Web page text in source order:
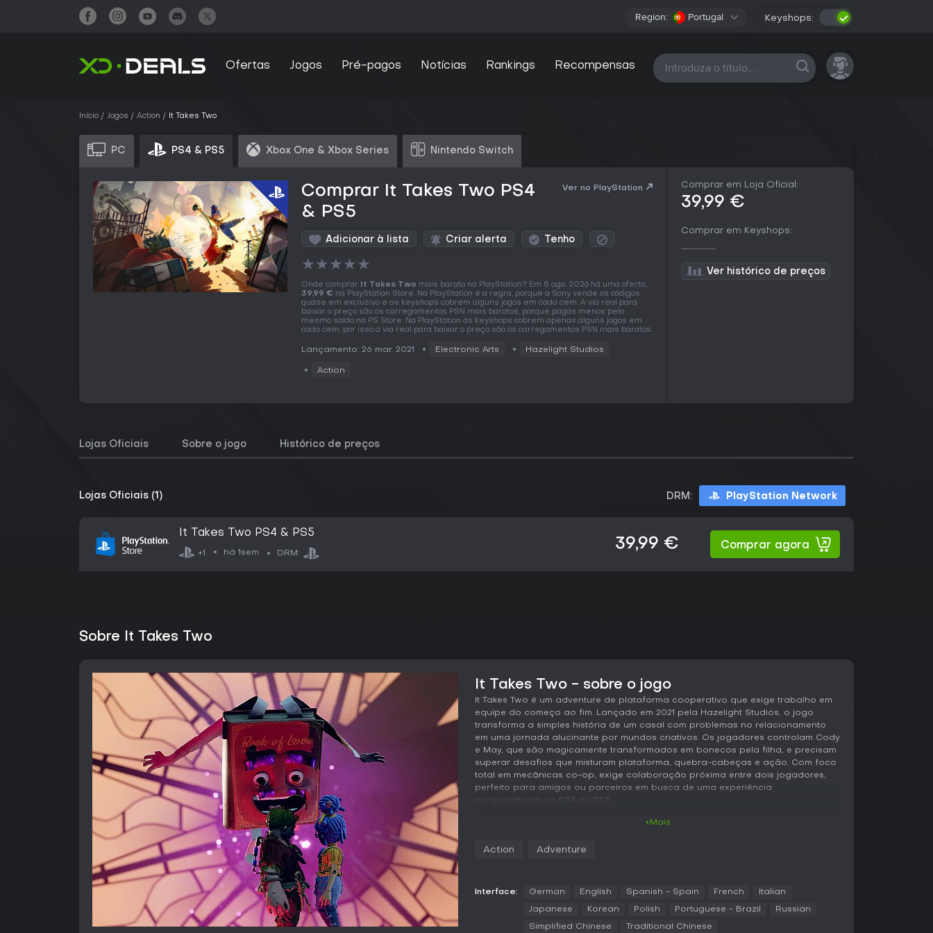
Region: Portugal Keyshops:
Ofertas Jogos Pré-pagos Notícias Rankings Recompensas Todas as plataformas
Início Jogos Action It Takes Two
PC PS4 & PS5 Xbox One & Xbox Series Nintendo Switch
Comprar It Takes Two PS4
& PS5
Ver no PlayStation
Adicionar à lista Criar alerta Tenho
★★★★★
Onde comprar It Takes Two mais barato na PlayStation? Em 8 ago. 2026 há uma oferta,
39,99 € na PlayStation Store. Na PlayStation é a regra, porque a Sony vende os códigos
quase em exclusivo e as keyshops cobrem alguns jogos em cada cem. A via real para
baixar o preço são os carregamentos PSN mais baratos, porque pagas menos pelo
mesmo saldo na PS Store. Na PlayStation as keyshops cobrem apenas alguns jogos em
cada cem, por isso a via real para baixar o preço são os carregamentos PSN mais baratos.
Lançamento: 26 mar. 2021 Electronic Arts Hazelight Studios
Action
Comprar em Loja Oficial:
39,99 €
Comprar em Keyshops:
Ver histórico de preços
Lojas Oficiais Sobre o jogo Histórico de preços
Lojas Oficiais (1) DRM: PlayStation Network
It Takes Two PS4 & PS5
+1 há 1sem DRM:
39,99 € Comprar agora
Sobre It Takes Two
It Takes Two - sobre o jogo
It Takes Two é um adventure de plataforma cooperativo que exige trabalho em
equipe do começo ao fim. Lançado em 2021 pela Hazelight Studios, o jogo
transforma a simples história de um casal com problemas no relacionamento
em uma jornada alucinante por mundos criativos. Os jogadores controlam Cody
e May, que são magicamente transformados em bonecos pela filha, e precisam
superar desafios que misturam plataforma, quebra-cabeças e ação. Com foco
total em mecânicas co-op, exige colaboração próxima entre dois jogadores,
perfeito para amigos ou parceiros em busca de uma experiência
compartilhada no PS4 ou PS5.
plataforma, com cada personagem tendo habilidades únicas que se
pregos, ou manipulando tempo e mecânicas de clonagem. Essas habilidades
mudam com frequência, mantendo a jogabilidade fresca ao enfrentar
jogo prioriza sincronia, com momentos que demandam comunicação e timing
+Mais
Action Adventure
Interface: German English Spanish - Spain French Italian
Japanese Korean Polish Portuguese - Brazil Russian
Simplified Chinese Traditional Chinese